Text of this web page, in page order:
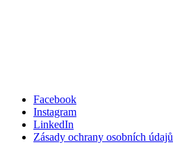
Facebook
Instagram
LinkedIn
Zásady ochrany osobních údajů